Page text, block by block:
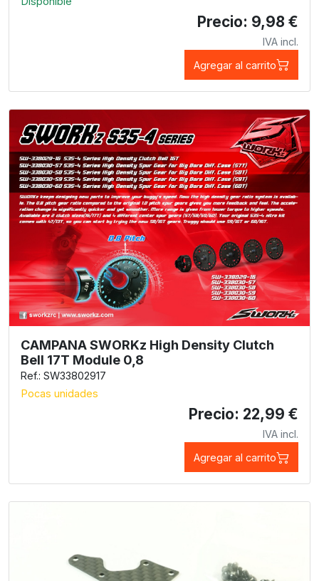
Precio: 9,98 €
IVA incl.
Agregar al carrito
CAMPANA SWORKz High Density Clutch
Bell 17T Module 0,8
Ref.: SW33802917
Pocas unidades
Precio: 22,99 €
IVA incl.
Agregar al carrito